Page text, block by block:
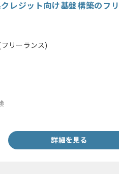
クレジット向け基盤構築のフ
リーランス)
詳細を見る